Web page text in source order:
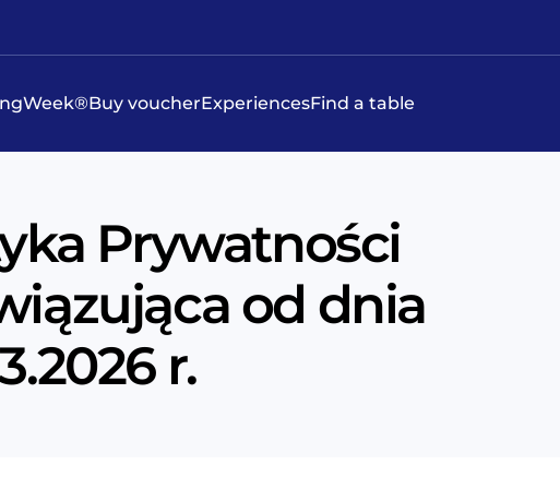
Buy voucherExperiencesFind a table
Prywatności
od dnia
r.